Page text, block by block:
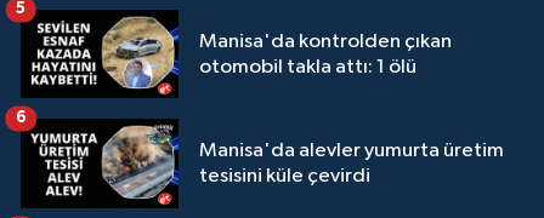
Manisa'da kontrolden çıkan
otomobil takla attı: 1 ölü
5
Manisa'da alevler yumurta üretim
tesisini küle çevirdi
6